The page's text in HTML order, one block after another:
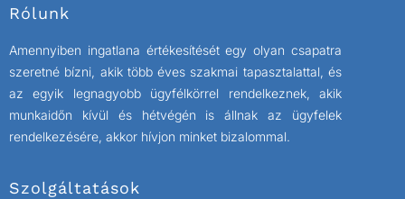
Rólunk
Amennyiben ingatlana értékesítését egy olyan csapatra
szeretné bízni, akik több éves szakmai tapasztalattal, és
az egyik legnagyobb ügyfélkörrel rendelkeznek, akik
munkaidőn kívül és hétvégén is állnak az ügyfelek
rendelkezésére, akkor hívjon minket bizalommal.
Szolgáltatások